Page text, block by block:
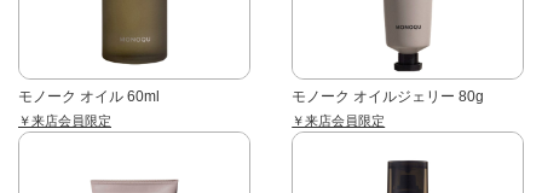
モノーク オイル 60ml
￥来店会員限定
モノーク オイルジェリー 80g
￥来店会員限定